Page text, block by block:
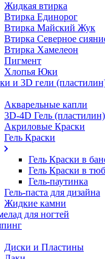
Жидкая втирка
Втирка Единорог
Втирка Майский Жук
Втирка Северное
Втирка Хамелеон
Пигмент
Хлопья Юки
и 3D гели
Акварельные капли
3D-4D Гель
Акриловые Краски
Гель Краски
Гель Краски в
Гель Краски в
Гель-паутинка
Гель-паста для дизайна
Жидкие камни
для ногтей
Диски и Пластины